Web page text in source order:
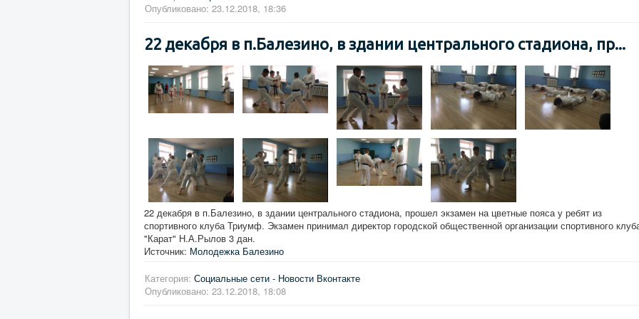
Опубликовано: 23.12.2018, 18:36
22 декабря в п.Балезино, в здании центрального стадиона, пр...
22 декабря в п.Балезино, в здании центрального стадиона, прошел экзамен на цветные пояса у ребят из
спортивного клуба Триумф. Экзамен принимал директор городской общественной организации спортивного
"Карат" Н.А.Рылов 3 дан.
Источник: Молодежка Балезино
Категория: Социальные сети - Новости Вконтакте
Опубликовано: 23.12.2018, 18:08